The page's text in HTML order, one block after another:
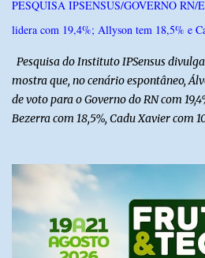
PESQUISA IPSENSUS/GOVERNO RN/
lidera com 19,4%; Allyson tem 18,5% e
Pesquisa do Instituto IPSensus
mostra que, no cenário espontâneo,
de voto para o Governo do RN com
Bezerra com 18,5%, Cadu Xavier com
do Norte entre os dias 18 e 22 de junho
possui margem de erro de 2,5 pontos
confiança de 95%. Registro no TSE: